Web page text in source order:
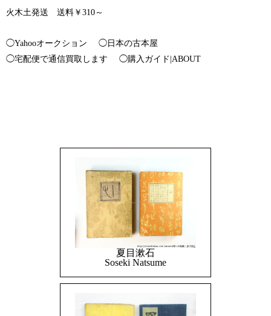
火木土発送 送料￥310～
◯Yahooオークション
◯日本の古本屋
◯宅配便で通信買取します
◯購入ガイド|ABOUT
夏目漱石
Soseki Natsume